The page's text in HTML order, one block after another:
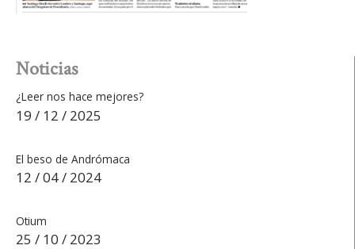
Noticias
¿Leer nos hace mejores?
19 / 12 / 2025
El beso de Andrómaca
12 / 04 / 2024
Otium
25 / 10 / 2023